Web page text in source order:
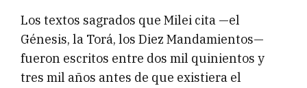
Los textos sagrados que Milei cita —el
Génesis, la Torá, los Diez Mandamientos—
fueron escritos entre dos mil quinientos y
tres mil años antes de que existiera el